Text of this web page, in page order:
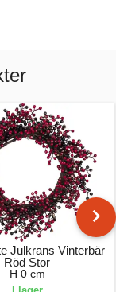
Julkrans Vinterbär
Röd Stor
H 0 cm